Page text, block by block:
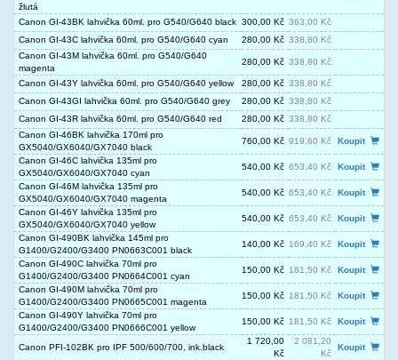
žlutá
Canon GI-43BK lahvička 60ml. pro G540/G640 black 300,00 Kč 363,00 Kč
Canon GI-43C lahvička 60ml. pro G540/G640 cyan
280,00 Kč 338,80 Kč
Canon GI-43M lahvička 60ml. pro G540/G640
magenta
280,00 Kč 338,80 Kč
Canon GI-43Y lahvička 60ml. pro G540/G640 yellow 280,00 Kč 338,80 Kč
Canon GI-43GI lahvička 60ml. pro G540/G640 grey
280,00 Kč 338,80 Kč
Canon GI-43R lahvička 60ml. pro G540/G640 red
280,00 Kč 338,80 Kč
Canon GI-46BK lahvička 170ml pro
GX5040/GX6040/GX7040 black
760,00 Kč 919,60 Kč
Koupit
Canon GI-46C lahvička 135ml pro
GX5040/GX6040/GX7040 cyan
540,00 Kč 653,40 Kč
Koupit
Canon GI-46M lahvička 135ml pro
GX5040/GX6040/GX7040 magenta
540,00 Kč 653,40 Kč
Koupit
Canon GI-46Y lahvička 135ml pro
GX5040/GX6040/GX7040 yellow
540,00 Kč 653,40 Kč
Koupit
Canon GI-490BK lahvička 145ml pro
G1400/G2400/G3400 PN0663C001 black
140,00 Kč 169,40 Kč
Koupit
Canon GI-490C lahvička 70ml pro
G1400/G2400/G3400 PN0664C001 cyan
150,00 Kč 181,50 Kč
Koupit
Canon GI-490M lahvička 70ml pro
G1400/G2400/G3400 PN0665C001 magenta
150,00 Kč 181,50 Kč
Koupit
Canon GI-490Y lahvička 70ml pro
G1400/G2400/G3400 PN0666C001 yellow
150,00 Kč 181,50 Kč Koupit
Canon PFI-102BK pro IPF 500/600/700, ink.black
1 720,00
Kč
2 081,20
Kč
Koupit